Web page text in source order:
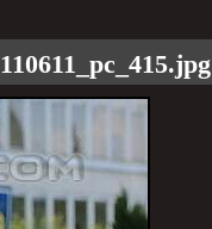
110611_pc_415.jpg